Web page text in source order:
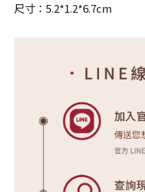
尺寸：5.2*1.2*6.7cm